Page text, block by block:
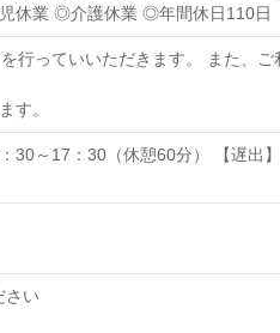
休業 ◎介護休業 ◎年間休日110日
行っていいただきます。 また、
す。
30～17：30（休憩60分） 【遅
さい